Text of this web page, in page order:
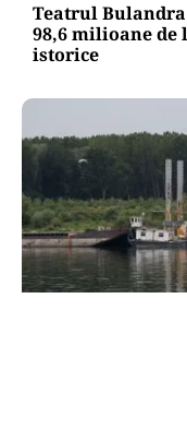
Teatrul
98,6 milioane de
istorice